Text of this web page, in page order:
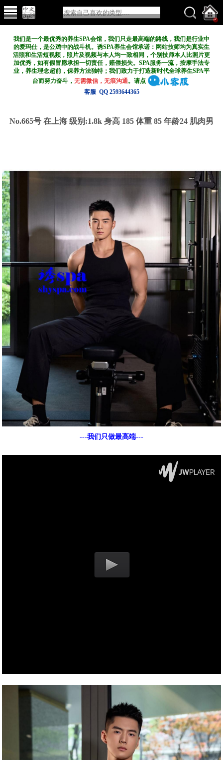
我们是一个最优秀的养生SPA会馆，我们只走最高端的路线，我们是行业中
的爱玛仕，是公鸡中的战斗机。诱SPA养生会馆承诺：网站技师均为真实生
活照和生活短视频，照片及视频与本人均一致相同，个别技师本人比照片更
加优秀，如有假冒愿承担一切责任，赔偿损失。SPA服务一流，按摩手法专
业，养生理念超前，保养方法独特；我们致力于打造新时代全球养生SPA平
台而努力奋斗，无需微信，无痕沟通。请点
客服 QQ 2593644365
No.665号 在上海 级别:1.8k 身高 185 体重 85 年龄24 肌肉男
---我们只做最高端---